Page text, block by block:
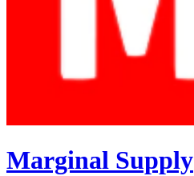
Marginal Supply